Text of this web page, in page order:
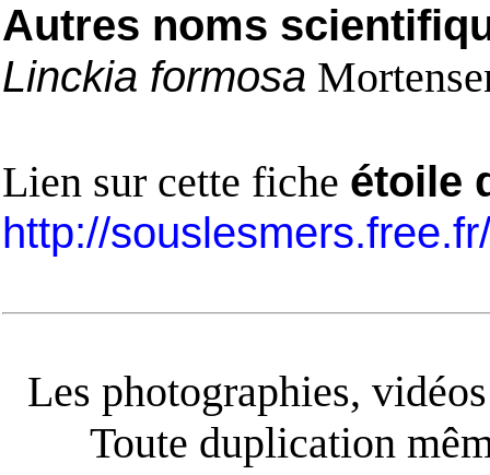
Autres noms
Linckia formosa
Lien sur cette fiche étoile
http://
Les photographies,
Toute duplication